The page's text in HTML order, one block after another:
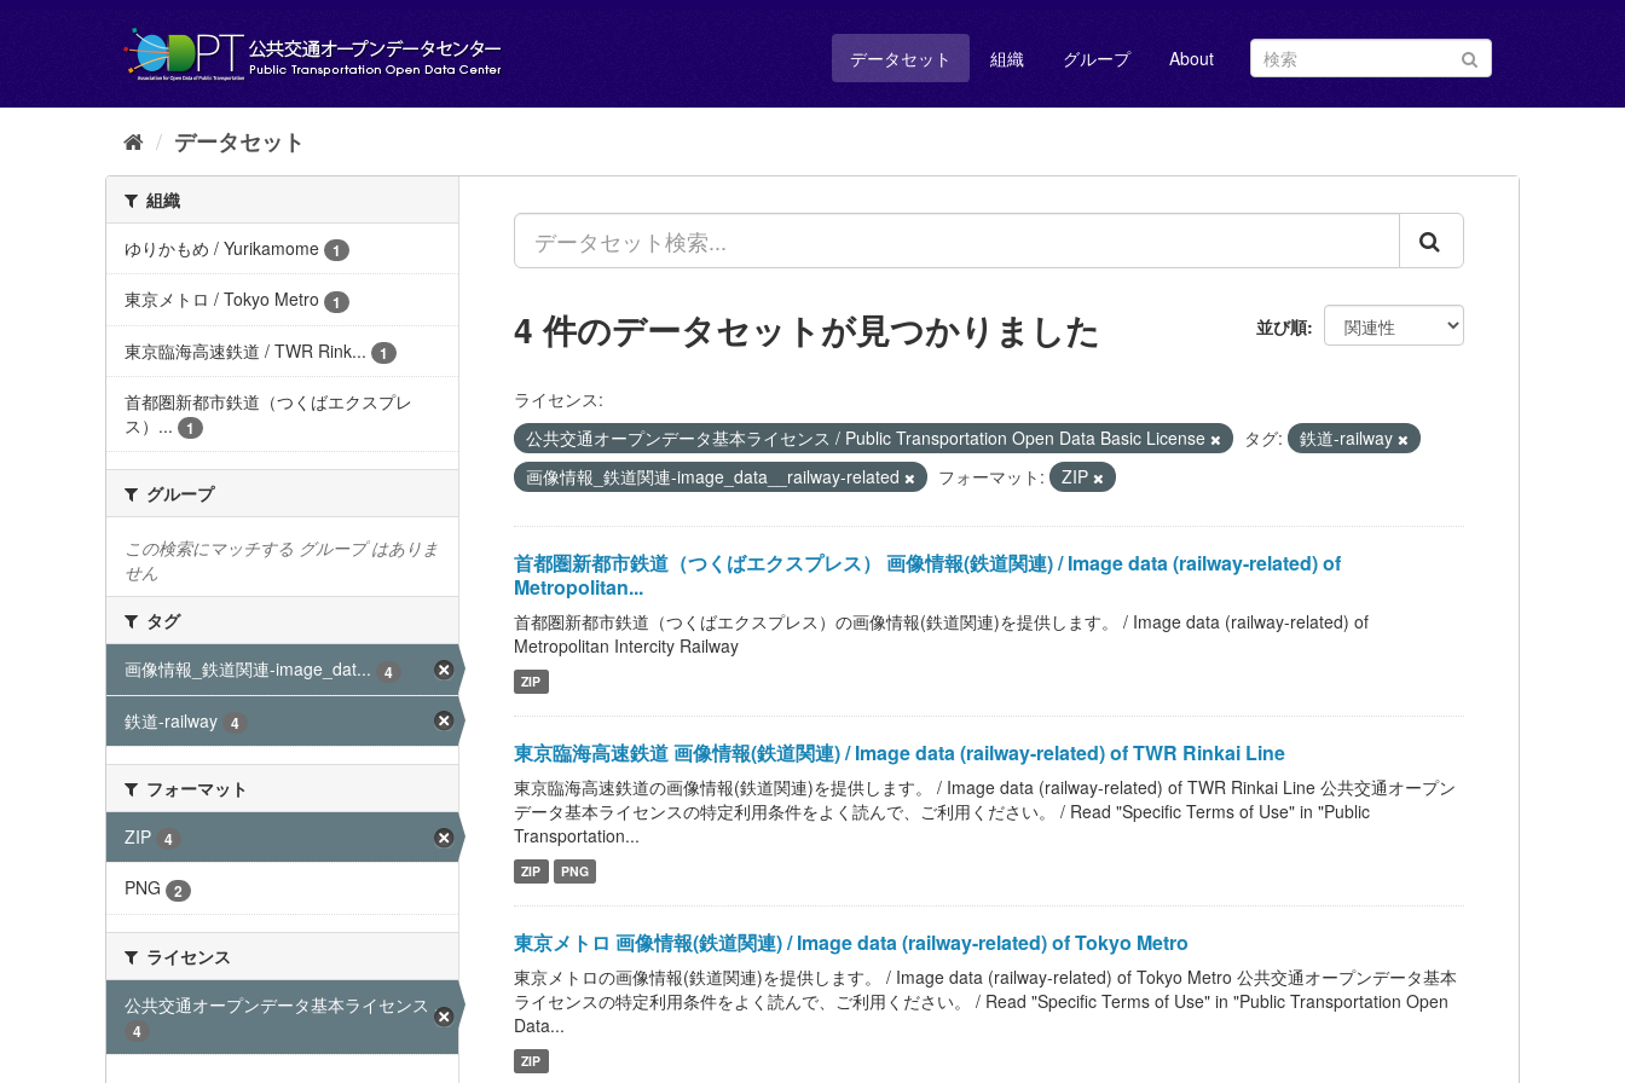
し
データセット 組織 グループ About
データセット
組織
ゆりかもめ / Yurikamome
1
東京メトロ / Tokyo Metro 1
東京臨海高速鉄道 / TWR Rink... 1
首都圏新都市鉄道（つくばエクスプレ
ス）...
1
グループ
この検索にマッチする グループ はありま
せん
タグ
画像情報_鉄道関連-image_dat...
4
鉄道-railway 4
フォーマット
ZIP
4
PNG 2
ライセンス
公共交通オープンデータ基本ライセンス ...
4
並び順
4 件のデータセットが見つかりました
ライセンス:
公共交通オープンデータ基本ライセンス / Public Transportation Open Data Basic License
タグ:
鉄道-railway
画像情報_鉄道関連-image_data__railway-related
フォーマット: ZIP
首都圏新都市鉄道（つくばエクスプレス） 画像情報(鉄道関連) / Image data (railway-related) of
Metropolitan...
首都圏新都市鉄道（つくばエクスプレス）の画像情報(鉄道関連)を提供します。 / Image data (railway-related) of
Metropolitan Intercity Railway
ZIP
東京臨海高速鉄道 画像情報(鉄道関連) / Image data (railway-related) of TWR Rinkai Line
東京臨海高速鉄道の画像情報(鉄道関連)を提供します。 / Image data (railway-related) of TWR Rinkai Line 公共交通オープン
データ基本ライセンスの特定利用条件をよく読んで、ご利用ください。 / Read "Specific Terms of Use" in "Public
Transportation...
ZIP PNG
東京メトロ 画像情報(鉄道関連) / Image data (railway-related) of Tokyo Metro
東京メトロの画像情報(鉄道関連)を提供します。 / Image data (railway-related) of Tokyo Metro 公共交通オープンデータ基本
ライセンスの特定利用条件をよく読んで、ご利用ください。 / Read "Specific Terms of Use" in "Public Transportation Open
Data...
ZIP